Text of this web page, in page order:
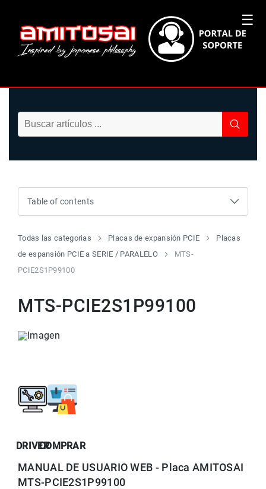
☰
Todas las categorias Placas de expansión PCIE
Placas
de espansión PCIE a SERIE / PARALELO
MTS-
PCIE2S1P99100
MTS-PCIE2S1P99100
DRIVERCOMPRAR
MANUAL DE USUARIO WEB - Placa AMITOSAI
MTS-PCIE2S1P99100
Table of contents